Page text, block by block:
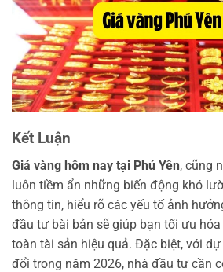
Kết Luận
Giá vàng hôm nay tại Phú Yên, cũng
luôn tiềm ẩn những biến động khó
thông tin, hiểu rõ các yếu tố ảnh
đầu tư bài bản sẽ giúp bạn tối ưu
toàn tài sản hiệu quả. Đặc biệt, với
đổi trong năm 2026, nhà đầu tư cần